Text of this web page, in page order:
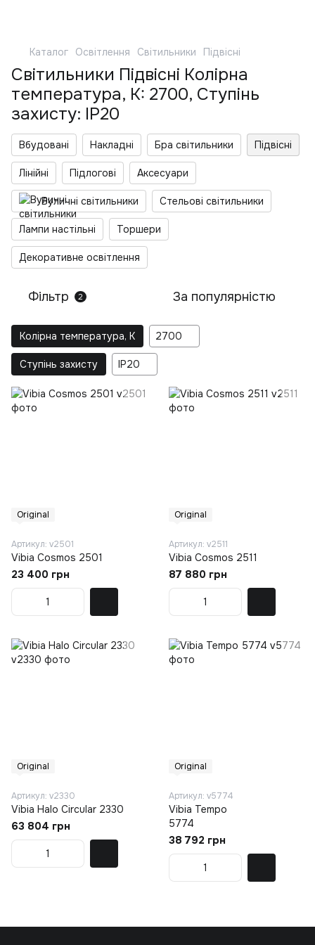
Каталог Освітлення Світильники Підвісні
Світильники Підвісні Колірна
температура, K: 2700, Ступінь
захисту: IP20
Вбудовані Накладні Бра світильники Підвісні
Лінійні Підлогові Аксесуари
Вуличні світильники Стельові світильники
Лампи настільні Торшери
Декоративне освітлення
Фільтр 2 За популярністю
Колірна температура, K 2700
Ступінь захисту IP20
Original
Артикул: v2501
Vibia Cosmos 2501
23 400 грн
Original
Артикул: v2511
Vibia Cosmos 2511
87 880 грн
Original
Артикул: v2330
Vibia Halo Circular 2330
63 804 грн
Original
Артикул: v5774
Vibia Tempo
5774
38 792 грн